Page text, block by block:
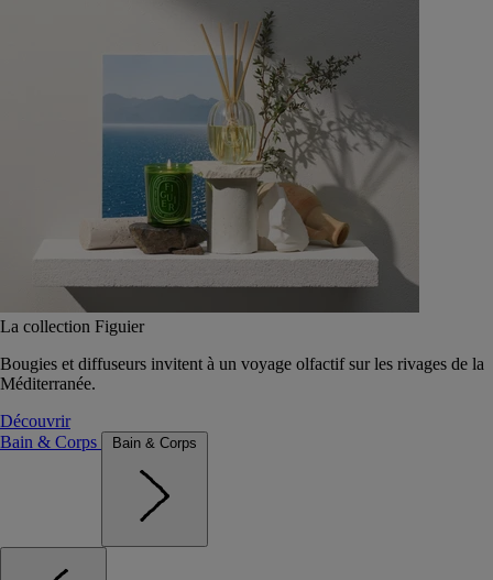
La collection Figuier
Bougies et diffuseurs invitent à un voyage olfactif sur les rivages de la
Méditerranée.
Découvrir
Bain & Corps
Bain & Corps